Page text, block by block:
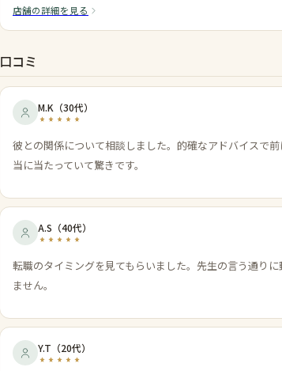
店舗の詳細を見る
口コミ
M.K （30代）
彼との関係について相談しました。的確なアドバイスで
当に当たっていて驚きです。
A.S （40代）
転職のタイミングを見てもらいました。先生の言う通り
ません。
Y.T （20代）